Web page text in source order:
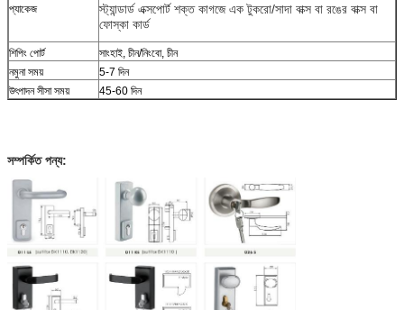
প্যাকেজ
স্ট্যান্ডার্ড এক্সপোর্ট শক্ত কাগজে এক টুকরো/সাদা বাক্স বা রঙের বাক্স বা
ফোস্কা কার্ড
শিপিং পোর্ট
সাংহাই, চীন/নিংবো, চীন
নমুনা সময়
5-7 দিন
উৎপাদন সীসা সময়
45-60 দিন
সম্পর্কিত পন্য: